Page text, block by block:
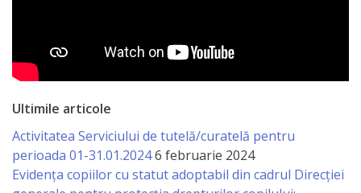
Informații
utile
Versiunea
veche
a
Ultimile articole
Activitatea Serviciului de tutelă/curatelă pentru
perioada 01-31.01.20246 februarie 2024
Evidența copiilor cu statut adoptabil din cadrul Direcției